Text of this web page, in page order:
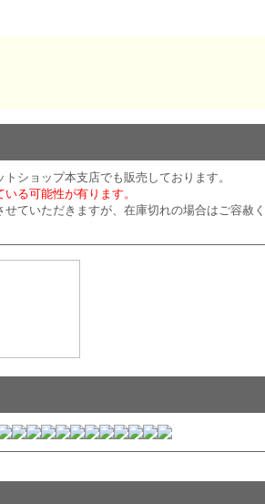
ショップ本支店でも販売しております。
る可能性が有ります。
せていただきますが、在庫切れの場合はご容赦